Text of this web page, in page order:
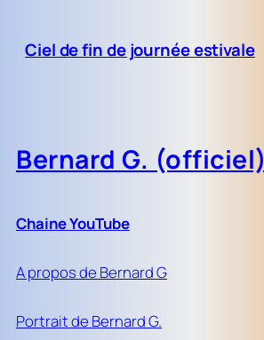
Ciel de fin de journée estivale
Bernard G. (officiel)
Chaine YouTube
A propos de Bernard G
Portrait de Bernard G.